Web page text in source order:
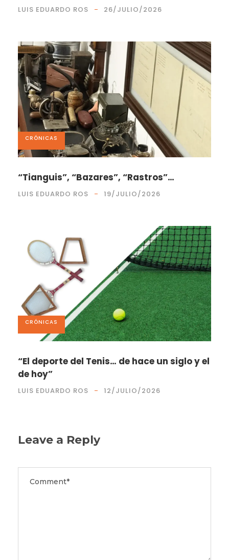
LUIS EDUARDO ROS 26/JULIO/2026
CRÓNICAS
“Tianguis”, “Bazares”, “Rastros”…
LUIS EDUARDO ROS 19/JULIO/2026
CRÓNICAS
“El deporte del Tenis… de hace un siglo y el
de hoy”
LUIS EDUARDO ROS 12/JULIO/2026
Leave a Reply